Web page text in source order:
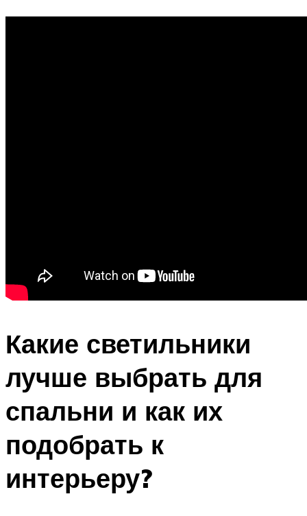
Какие светильники
лучше выбрать для
спальни и как их
подобрать к
интерьеру?